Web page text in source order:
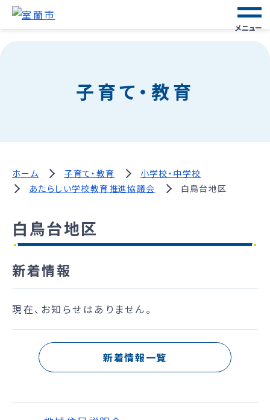
メニュー
子育て・教育
ホーム 子育て・教育
小学校・中学校
あたらしい学校教育推進協議会
白鳥台地区
白鳥台地区
新着情報
現在、お知らせはありません。
新着情報一覧